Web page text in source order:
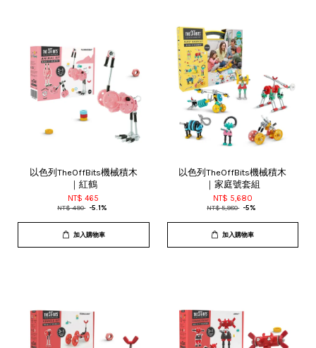
以色列TheOffBits機械積木
｜紅鶴
NT$ 465
NT$ 490 -5.1%
加入購物車
以色列TheOffBits機械積木
｜家庭號套組
NT$ 5,680
NT$ 5,980 -5%
加入購物車